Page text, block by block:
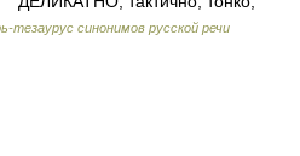
тезаурус синонимов русской речи